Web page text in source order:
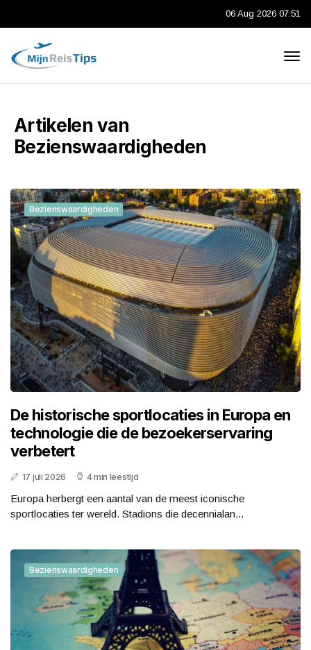
06 Aug 2026 07:51
Artikelen van
Bezienswaardigheden
Bezienswaardigheden
De historische sportlocaties in Europa en
technologie die de bezoekerservaring
verbetert
17 juli 2026 4 min leestijd
Europa herbergt een aantal van de meest iconische
sportlocaties ter wereld. Stadions die decennialan...
Bezienswaardigheden